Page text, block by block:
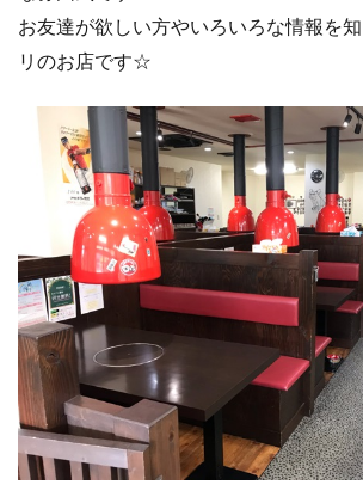
お友達が欲しい方やいろいろな情報を
リのお店です☆